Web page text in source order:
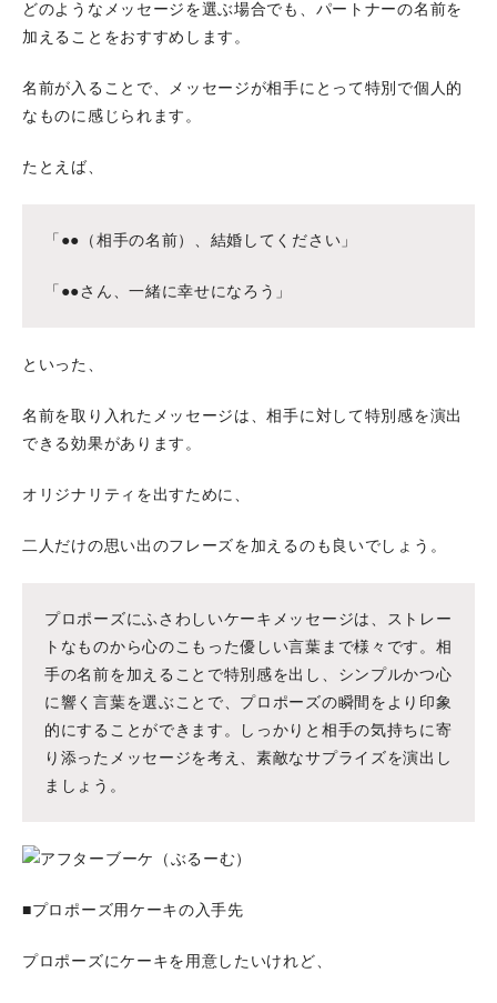
どのようなメッセージを選ぶ場合でも、パートナーの名前を
加えることをおすすめします。
名前が入ることで、メッセージが相手にとって特別で個人的
なものに感じられます。
たとえば、
「●●（相手の名前）、結婚してください」
「●●さん、一緒に幸せになろう」
といった、
名前を取り入れたメッセージは、相手に対して特別感を演出
できる効果があります。
オリジナリティを出すために、
二人だけの思い出のフレーズを加えるのも良いでしょう。
プロポーズにふさわしいケーキメッセージは、ストレー
トなものから心のこもった優しい言葉まで様々です。相
手の名前を加えることで特別感を出し、シンプルかつ心
に響く言葉を選ぶことで、プロポーズの瞬間をより印象
的にすることができます。しっかりと相手の気持ちに寄
り添ったメッセージを考え、素敵なサプライズを演出し
ましょう。
■プロポーズ用ケーキの入手先
プロポーズにケーキを用意したいけれど、